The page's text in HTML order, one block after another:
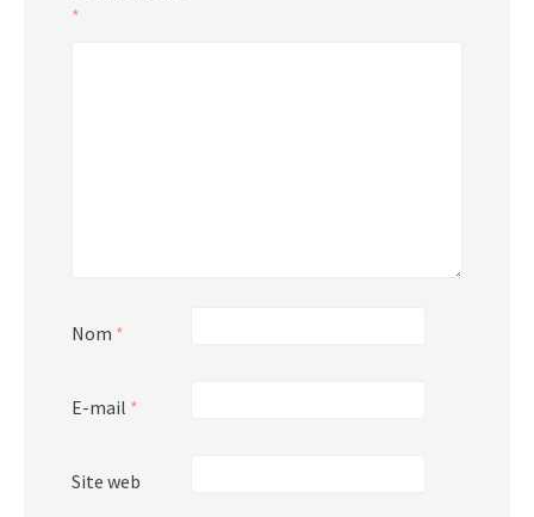
*
Nom *
E-mail *
Site web